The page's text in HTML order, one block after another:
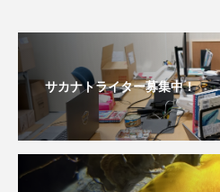
医療 南極大
名古屋港水族館 哺乳類
四万十川 四万十川学遊
サカナトライター募集中！